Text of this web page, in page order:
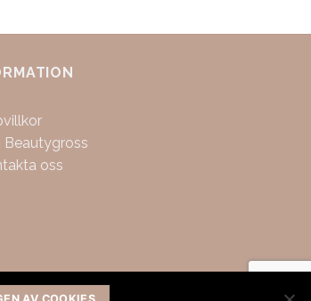
Beautygross
oss